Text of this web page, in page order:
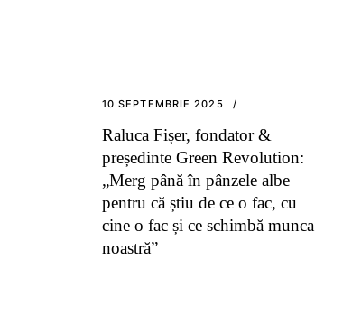
10 SEPTEMBRIE 2025
Raluca Fișer, fondator &
președinte Green Revolution:
„Merg până în pânzele albe
pentru că știu de ce o fac, cu
cine o fac și ce schimbă munca
noastră”